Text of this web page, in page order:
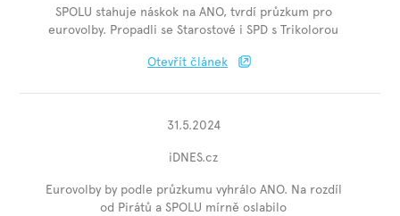
SPOLU stahuje náskok na ANO, tvrdí průzkum pro
eurovolby. Propadli se Starostové i SPD s Trikolorou
Otevřít článek
31.5.2024
iDNES.cz
Eurovolby by podle průzkumu vyhrálo ANO. Na rozdíl
od Pirátů a SPOLU mírně oslabilo